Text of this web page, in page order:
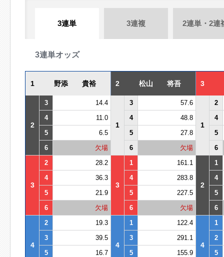
3連単 3連複 2連単・2連
3連単オッズ
1 野添 貴裕 2 松山 将吾 3
2
3 14.4
1
3 57.6
1
2
4
11.0 4 48.8
4
5
6.5 5 27.8
5
6
欠場 6 欠場 6
3
2 28.2
3
1 161.1
2
1
4
36.3 4 283.8
4
5
21.9 5 227.5
5
6
欠場 6 欠場 6
4
2 19.3
4
1 122.4
4
1
3
39.5 3 291.1
2
5
16.7 5 155.9
5